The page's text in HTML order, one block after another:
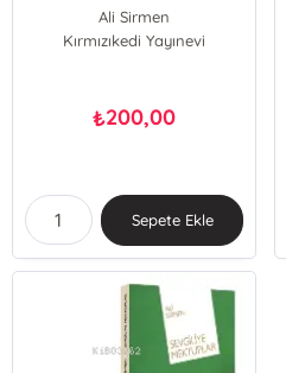
Ali Sirmen
Kırmızıkedi Yayınevi
₺200,00
Sepete Ekle